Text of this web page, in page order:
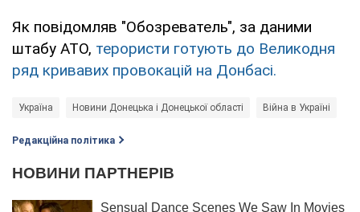
Як повідомляв "Обозреватель", за даними
штабу АТО, терористи готують до Великодня
ряд кривавих провокацій на Донбасі.
Україна Новини Донецька і Донецької області Війна в Україні
Редакційна політика